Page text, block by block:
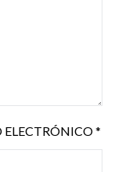
ELECTRÓNICO*